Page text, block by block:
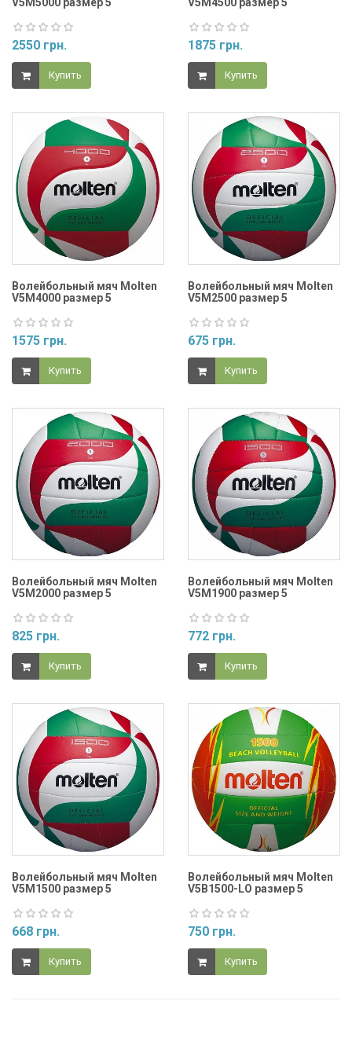
2550 грн.
Купить
1875 грн.
Купить
Волейбольный мяч Molten
V5M4000 размер 5
1575 грн.
Купить
Волейбольный мяч Molten
V5M2500 размер 5
675 грн.
Купить
Волейбольный мяч Molten
V5M2000 размер 5
825 грн.
Купить
Волейбольный мяч Molten
V5M1900 размер 5
772 грн.
Купить
Волейбольный мяч Molten
V5M1500 размер 5
668 грн.
Купить
Волейбольный мяч Molten
V5B1500-LO размер 5
750 грн.
Купить